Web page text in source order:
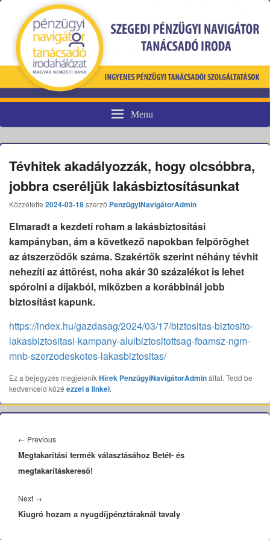
Pénzügyi fogyasztóvédelem
Menu
Tévhitek akadályozzák, hogy olcsóbbra,
jobbra cseréljük lakásbiztosításunkat
Közzétette 2024-03-18szerző PenzügyiNavigátorAdmin
Elmaradt a kezdeti roham a lakásbiztosítási
kampányban, ám a következő napokban felpöröghet
az átszerződők száma. Szakértők szerint néhány tévhit
nehezíti az áttörést, noha akár 30 százalékot is lehet
spórolni a díjakból, miközben a korábbinál jobb
biztosítást kapunk.
https://index.hu/gazdasag/2024/03/17/biztositas-biztosito-
lakasbiztositasi-kampany-alulbiztositottsag-fbamsz-ngm-
mnb-szerzodeskotes-lakasbiztositas/
Ez a bejegyzés megjelenikHírek PenzügyiNavigátorAdmináltal. Tedd be
kedvenceid közé ezzel a linkel.
navigáció
← PreviousPrevious
post:
Megtakarítási termék választásához Betét- és
megtakarításkereső!
Next →
post:
Kiugró hozam a nyugdíjpénztáraknál tavaly